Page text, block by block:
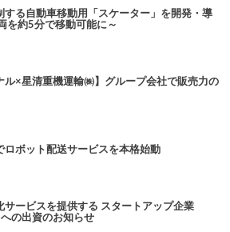
する自動車移動用「スケーター」を開発・導
を約5分で移動可能に～
ル×星清重機運輸㈱】グループ会社で販売力の
ボット配送サービスを本格始動
ービスを提供する スタートアップ企業
の出資のお知らせ